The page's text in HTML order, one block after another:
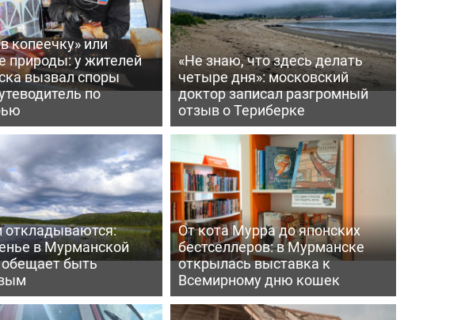
копеечку» или
природы: у жителей
вызвал споры
по
«Не знаю, что здесь делать
четыре дня»: московский
доктор записал разгромный
отзыв о Териберке
откладываются:
в Мурманской
обещает быть
От кота Мурра до японских
бестселлеров: в Мурманске
открылась выставка к
Всемирному дню кошек